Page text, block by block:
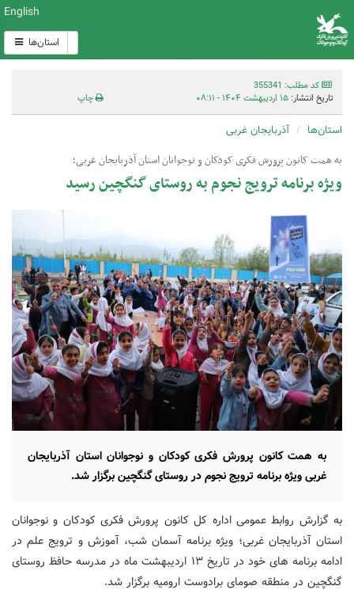
English
استان‌ها
کد مطلب: 355341
تاریخ انتشار: ۱۵ اردیبهشت ۱۴۰۴ - ۰۸:۱۱ چاپ
استان‌ها آذربایجان غربی
به همت کانون پرورش فکری کودکان و نوجوانان استان آذربایجان غربی؛
ویژه برنامه ترویج نجوم به روستای گنگچین رسید
به همت کانون پرورش فکری کودکان و نوجوانان استان آذربایجان
غربی ویژه برنامه ترویج نجوم در روستای گنگچین برگزار شد.
به گزارش روابط عمومی اداره کل کانون پرورش فکری کودکان و نوجوانان
استان آذربایجان غربی؛ ویژه برنامه آسمان شب، آموزش و ترویج علم در
ادامه برنامه های خود در تاریخ ۱۳ اردیبهشت ماه در مدرسه حافظ روستای
گنگچین در منطقه صومای برادوست ارومیه برگزار شد.